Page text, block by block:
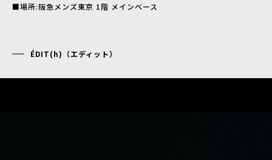
■場所:阪急メンズ東京 1階 メインベース
ÉDIT(h)（エディット）